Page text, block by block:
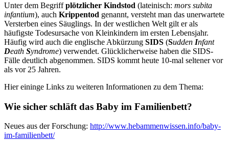
Unter dem Begriffplötzlicher Kindstod (lateinisch: mors subita
infantium), auch Krippentod genannt, versteht man das unerwartete
Versterben eines Säuglings. In der westlichen Welt gilt er als
häufigste Todesursache von Kleinkindern im ersten Lebensjahr.
Häufig wird auch die englische Abkürzung SIDS (Sudden Infant
Death Syndrome) verwendet. Glücklicherweise haben die SIDS-
Fälle deutlich abgenommen. SIDS kommt heute 10-mal seltener vor
als vor 25 Jahren.
Hier eininge Links zu weiteren Informationen zu dem Thema:
Wie sicher schläft das Baby im Familienbett?
Neues aus der Forschung: http://www.hebammenwissen.info/baby-
im-familienbett/